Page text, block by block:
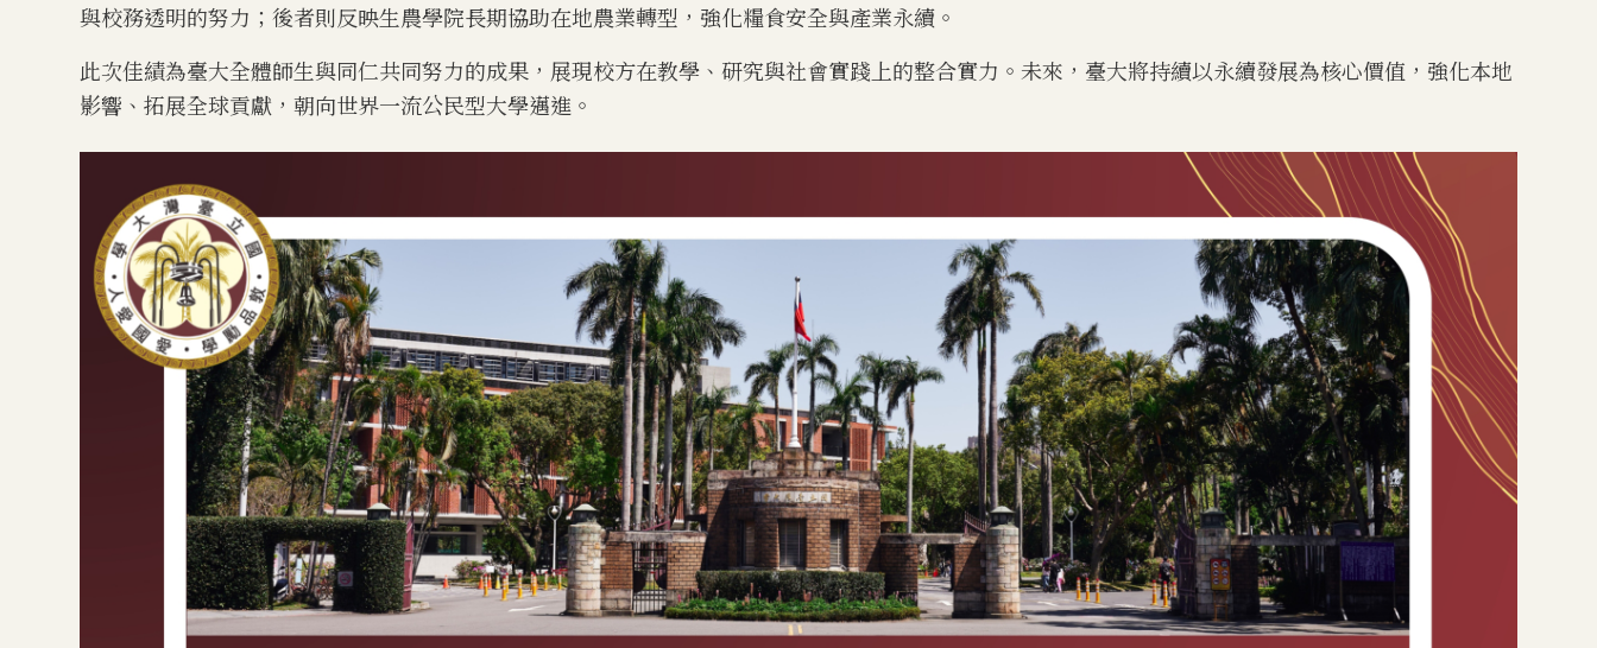
與校務透明的努力；後者則反映生農學院長期協助在地農業轉型，強化糧食安全與產業永續。
此次佳績為臺大全體師生與同仁共同努力的成果，展現校方在教學、研究與社會實踐上的整合實力。未來，臺大將持續以永續發展為核心價值，強化本地
影響、拓展全球貢獻，朝向世界一流公民型大學邁進。